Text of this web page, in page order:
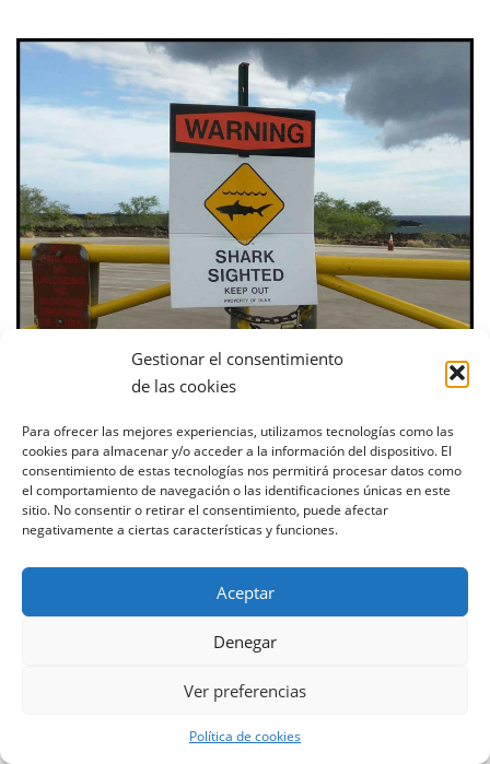
Gestionar el consentimiento
de las cookies
Para ofrecer las mejores experiencias, utilizamos tecnologías como las
cookies para almacenar y/o acceder a la información del dispositivo. El
consentimiento de estas tecnologías nos permitirá procesar datos como
el comportamiento de navegación o las identificaciones únicas en este
sitio. No consentir o retirar el consentimiento, puede afectar
negativamente a ciertas características y funciones.
Aceptar
Denegar
Ver preferencias
Política de cookies
Respeta las señales, es mejor no tener sustos
Viajar a Hawái por libre
Kauai – Guía de Viaje
Maui – Guía de Viaje
O’ahu – Guía de Viaje